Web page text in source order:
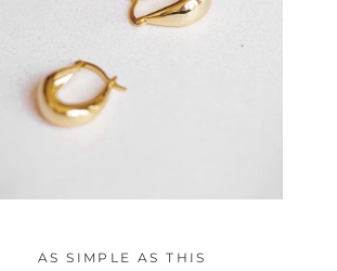
AS SIMPLE AS THIS